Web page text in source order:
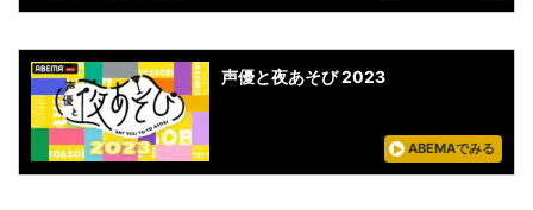
声優と夜あそび 2023
ABEMAでみる